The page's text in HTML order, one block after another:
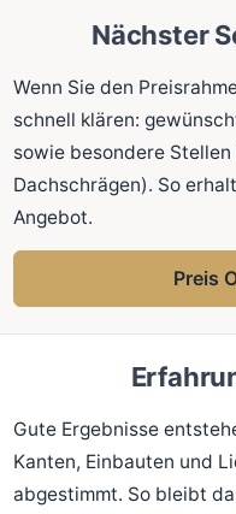
Nächster
Wenn Sie den
schnell klären:
sowie besondere Stellen
Dachschrägen). So
Angebot.
Preis
Gute Ergebnisse
Kanten, Einbauten und
abgestimmt. So bleibt